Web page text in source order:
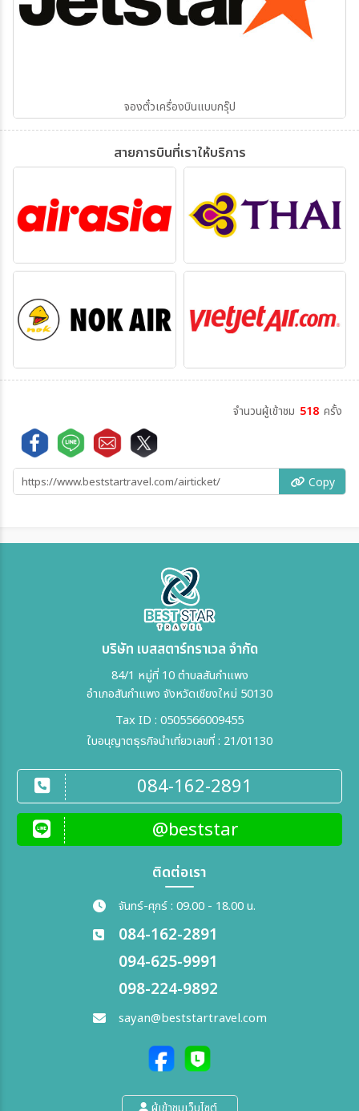
จองตั๋วเครื่องบินแบบกรุ๊ป
สายการบินที่เราให้บริการ
จำนวนผู้เข้าชม 518 ครั้ง
Copy
บริษัท เบสสตาร์ทราเวล จำกัด
84/1 หมู่ที่ 10 ตำบลสันกำแพง
อำเภอสันกำแพง จังหวัดเชียงใหม่ 50130
Tax ID : 0505566009455
ใบอนุญาตธุรกิจนำเที่ยวเลขที่ : 21/01130
084-162-2891
@beststar
ติดต่อเรา
จันทร์-ศุกร์ : 09.00 - 18.00 น.
084-162-2891
094-625-9991
098-224-9892
sayan@beststartravel.com